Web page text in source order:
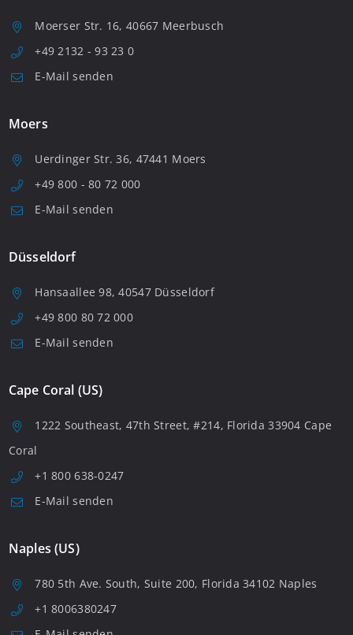
Moerser Str. 16, 40667 Meerbusch
+49 2132 - 93 23 0
E-Mail senden
Moers
Uerdinger Str. 36, 47441 Moers
+49 800 - 80 72 000
E-Mail senden
Düsseldorf
Hansaallee 98, 40547 Düsseldorf
+49 800 80 72 000
E-Mail senden
Cape Coral (US)
1222 Southeast, 47th Street, #214, Florida 33904 Cape
Coral
+1 800 638-0247
E-Mail senden
Naples (US)
780 5th Ave. South, Suite 200, Florida 34102 Naples
+1 8006380247